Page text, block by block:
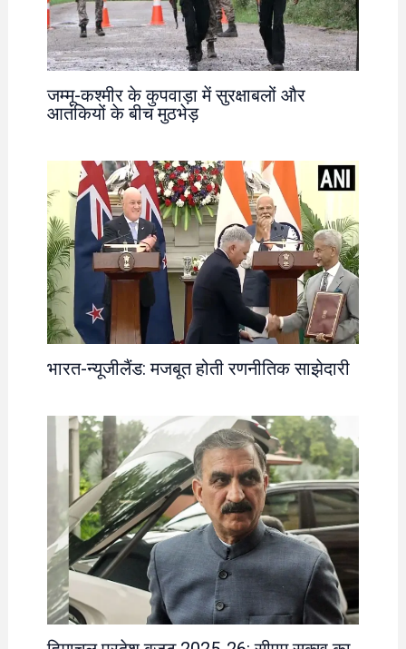
जम्मू-कश्मीर के कुपवाड़ा में सुरक्षाबलों और
आतंकियों के बीच मुठभेड़
भारत-न्यूजीलैंड: मजबूत होती रणनीतिक साझेदारी